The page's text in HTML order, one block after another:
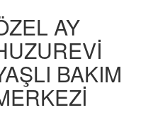
AY
BAKIM